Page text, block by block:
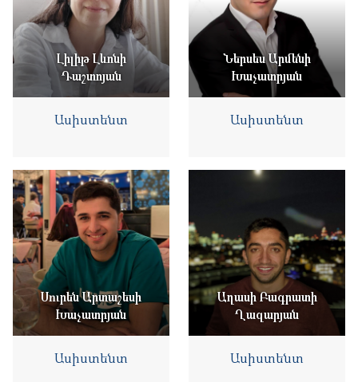
Լիլիթ Լևոնի
Դաշտոյան
Ասիստենտ
Ներսես Արմենի
Խաչատրյան
Ասիստենտ
Սուրեն Արտաշեսի
Խաչատրյան
Ասիստենտ
Աղասի Բագրատի
Ղազարյան
Ասիստենտ